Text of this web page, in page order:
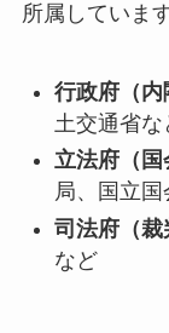
所属しています
行政府（内
土交通省な
立法府（国
局、国立
司法府（裁
など